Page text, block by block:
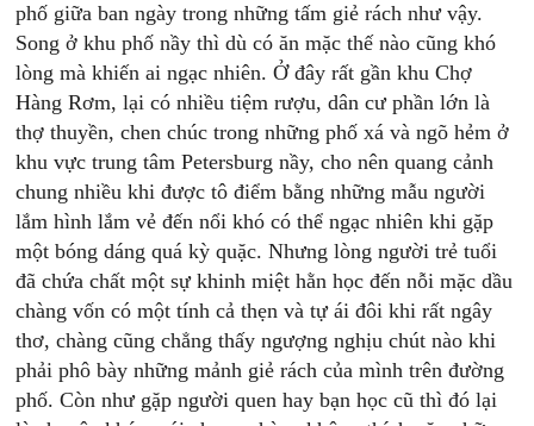
phố giữa ban ngày trong những tấm giẻ rách như vậy.
Song ở khu phố nầy thì dù có ăn mặc thế nào cũng khó
lòng mà khiến ai ngạc nhiên. Ở đây rất gần khu Chợ
Hàng Rơm, lại có nhiều tiệm rượu, dân cư phần lớn là
thợ thuyền, chen chúc trong những phố xá và ngõ hẻm ở
khu vực trung tâm Petersburg nầy, cho nên quang cảnh
chung nhiều khi được tô điểm bằng những mẫu người
lắm hình lắm vẻ đến nổi khó có thể ngạc nhiên khi gặp
một bóng dáng quá kỳ quặc. Nhưng lòng người trẻ tuổi
đã chứa chất một sự khinh miệt hằn học đến nỗi mặc dầu
chàng vốn có một tính cả thẹn và tự ái đôi khi rất ngây
thơ, chàng cũng chẳng thấy ngượng nghịu chút nào khi
phải phô bày những mảnh giẻ rách của mình trên đường
phố. Còn như gặp người quen hay bạn học cũ thì đó lại